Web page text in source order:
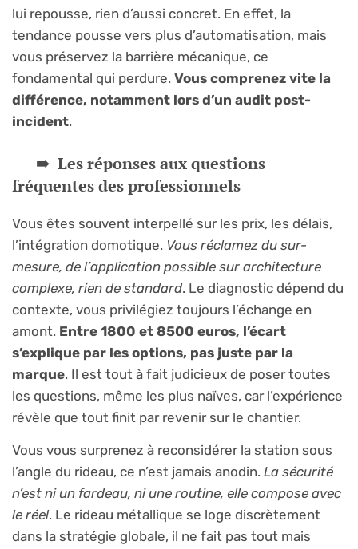
lui repousse, rien d’aussi concret. En effet, la
tendance pousse vers plus d’automatisation, mais
vous préservez la barrière mécanique, ce
fondamental qui perdure. Vous comprenez vite la
différence, notamment lors d’un audit post-
incident.
Les réponses aux questions
fréquentes des professionnels
Vous êtes souvent interpellé sur les prix, les délais,
l’intégration domotique. Vous réclamez du sur-
mesure, de l’application possible sur architecture
complexe, rien de standard. Le diagnostic dépend du
contexte, vous privilégiez toujours l’échange en
amont. Entre 1800 et 8500 euros, l’écart
s’explique par les options, pas juste par la
marque. Il est tout à fait judicieux de poser toutes
les questions, même les plus naïves, car l’expérience
révèle que tout finit par revenir sur le chantier.
Vous vous surprenez à reconsidérer la station sous
l’angle du rideau, ce n’est jamais anodin. La sécurité
n’est ni un fardeau, ni une routine, elle compose avec
le réel. Le rideau métallique se loge discrètement
dans la stratégie globale, il ne fait pas tout mais